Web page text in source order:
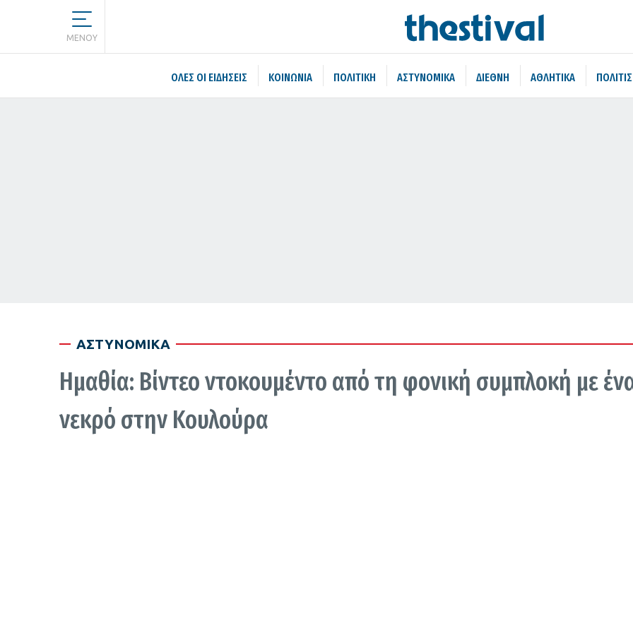
MENOY
ΌΛΕΣ ΟΙ ΕΙΔΉΣΕΙΣ ΚΟΙΝΩΝΙΑ ΠΟΛΙΤΙΚΗ ΑΣΤΥΝΟΜΙΚΑ ΔΙΕΘΝΗ ΑΘΛΗΤΙΚΑ
ΑΣΤΥΝΟΜΙΚΑ
Ημαθία: Βίντεο ντοκουμέντο από τη φονική συμπλοκή με
νεκρό στην Κουλούρα